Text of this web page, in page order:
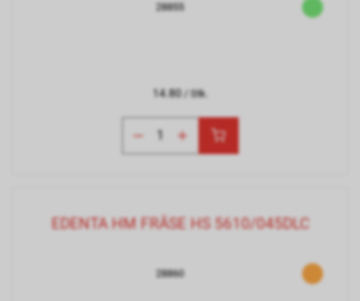
28855
14.80/ Stk.
EDENTA HM FRÄSE HS 5610/045DLC
28860